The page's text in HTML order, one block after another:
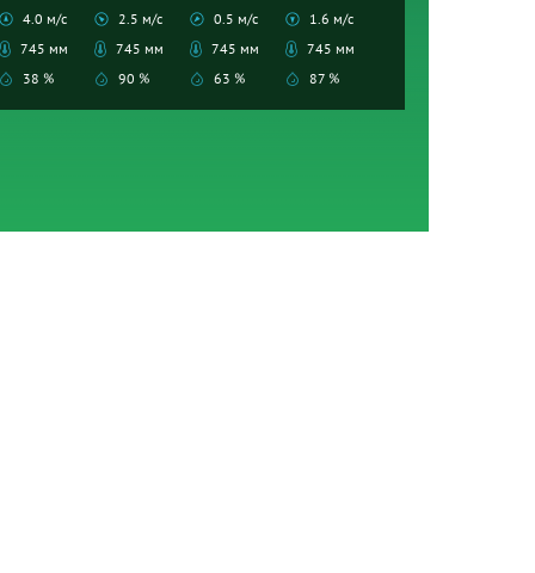
4.0 м/с
745 мм
38 %
2.5 м/с
745 мм
90 %
0.5 м/с
745 мм
63 %
1.6 м/с
745 мм
87 %